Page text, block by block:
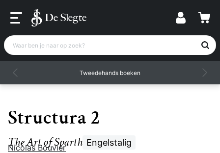
Waar ben je naar op zoek?
Tweedehands boeken
Structura 2
The Art of Sparth Engelstalig
Nicolas Bouvier